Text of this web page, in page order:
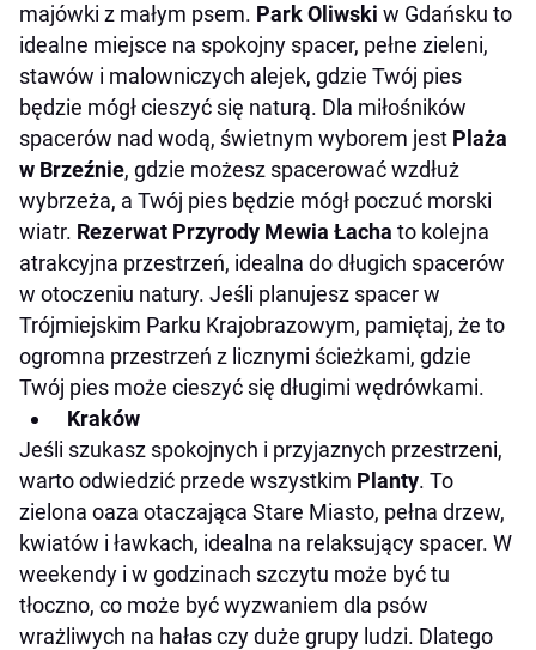
majówki z małym psem. Park Oliwski w Gdańsku to
idealne miejsce na spokojny spacer, pełne zieleni,
stawów i malowniczych alejek, gdzie Twój pies
będzie mógł cieszyć się naturą. Dla miłośników
spacerów nad wodą, świetnym wyborem jest Plaża
w Brzeźnie, gdzie możesz spacerować wzdłuż
wybrzeża, a Twój pies będzie mógł poczuć morski
wiatr. Rezerwat Przyrody Mewia Łacha to kolejna
atrakcyjna przestrzeń, idealna do długich spacerów
w otoczeniu natury. Jeśli planujesz spacer w
Trójmiejskim Parku Krajobrazowym, pamiętaj, że to
ogromna przestrzeń z licznymi ścieżkami, gdzie
Twój pies może cieszyć się długimi wędrówkami.
Kraków
Jeśli szukasz spokojnych i przyjaznych przestrzeni,
warto odwiedzić przede wszystkim Planty. To
zielona oaza otaczająca Stare Miasto, pełna drzew,
kwiatów i ławkach, idealna na relaksujący spacer. W
weekendy i w godzinach szczytu może być tu
tłoczno, co może być wyzwaniem dla psów
wrażliwych na hałas czy duże grupy ludzi. Dlatego